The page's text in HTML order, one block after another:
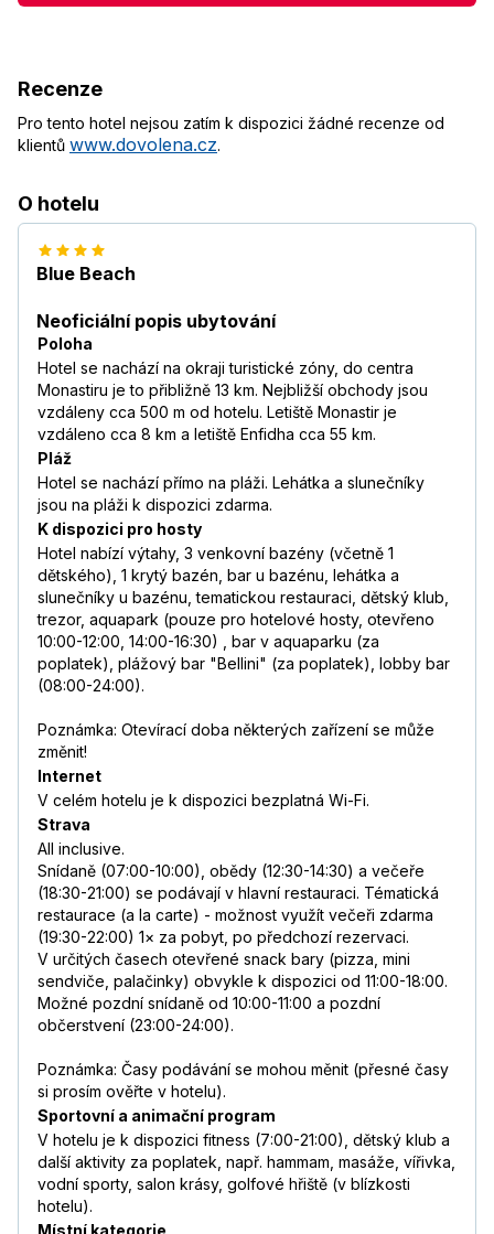
Recenze
Pro tento hotel nejsou zatím k dispozici žádné recenze od
klientů www.dovolena.cz.
O hotelu
Blue Beach
Neoficiální popis ubytování
Poloha
Hotel se nachází na okraji turistické zóny, do centra
Monastiru je to přibližně 13 km. Nejbližší obchody jsou
vzdáleny cca 500 m od hotelu. Letiště Monastir je
vzdáleno cca 8 km a letiště Enfidha cca 55 km.
Pláž
Hotel se nachází přímo na pláži. Lehátka a slunečníky
jsou na pláži k dispozici zdarma.
K dispozici pro hosty
Hotel nabízí výtahy, 3 venkovní bazény (včetně 1
dětského), 1 krytý bazén, bar u bazénu, lehátka a
slunečníky u bazénu, tematickou restauraci, dětský klub,
trezor, aquapark (pouze pro hotelové hosty, otevřeno
10:00-12:00, 14:00-16:30) , bar v aquaparku (za
poplatek), plážový bar "Bellini" (za poplatek), lobby bar
(08:00-24:00).
Poznámka: Otevírací doba některých zařízení se může
změnit!
Internet
V celém hotelu je k dispozici bezplatná Wi-Fi.
Strava
All inclusive.
Snídaně (07:00-10:00), obědy (12:30-14:30) a večeře
(18:30-21:00) se podávají v hlavní restauraci. Tématická
restaurace (a la carte) - možnost využít večeři zdarma
(19:30-22:00) 1× za pobyt, po předchozí rezervaci.
V určitých časech otevřené snack bary (pizza, mini
sendviče, palačinky) obvykle k dispozici od 11:00-18:00.
Možné pozdní snídaně od 10:00-11:00 a pozdní
občerstvení (23:00-24:00).
Poznámka: Časy podávání se mohou měnit (přesné časy
si prosím ověřte v hotelu).
Sportovní a animační program
V hotelu je k dispozici fitness (7:00-21:00), dětský klub a
další aktivity za poplatek, např. hammam, masáže, vířivka,
vodní sporty, salon krásy, golfové hřiště (v blízkosti
hotelu).